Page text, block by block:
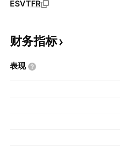
ESVTFR
财务指标
表现